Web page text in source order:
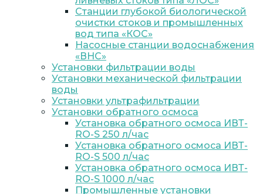
Станции глубокой биологической
очистки стоков и промышленных
вод типа «КОС»
Насосные станции водоснабжения
«ВНС»
Установки фильтрации воды
Установки механической фильтрации
воды
Установки ультрафильтрации
Установки обратного осмоса
Установка обратного осмоса ИВТ-
RO-S 250 л/час
Установка обратного осмоса ИВТ-
RO-S 500 л/час
Установка обратного осмоса ИВТ-
RO-S 1000 л/час
Промышленные установки